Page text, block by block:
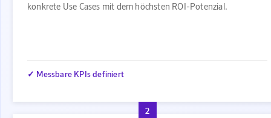
konkrete Use Cases mit dem höchsten ROI-Potenzial.
✓ Messbare KPIs definiert
2